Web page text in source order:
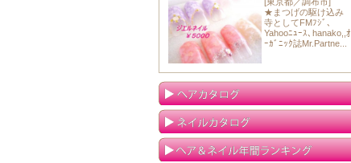
★まつげの駆け込み
寺としてFMﾌｼﾞ､
Yahooﾆｭｰｽ､hanako,,ｵ
ｰｶﾞﾆｯｸ誌Mr.Partne...